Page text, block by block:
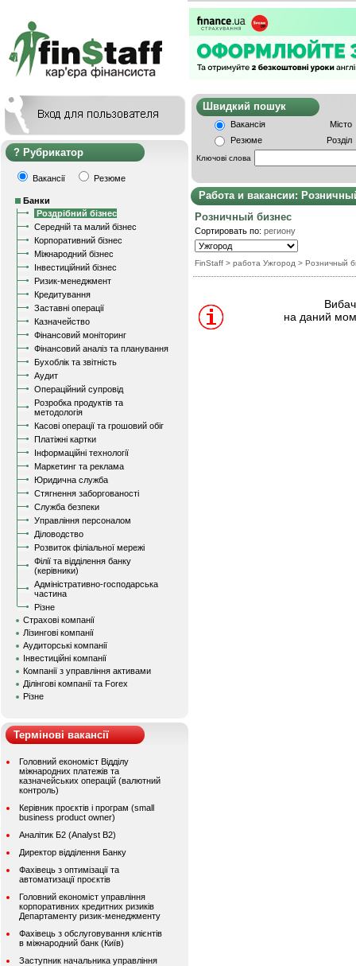
Рубрикатор
Вакансії Резюме
Банки
Роздрібний бізнес
Середній та малий бізнес
Корпоративний бізнес
Міжнародний бізнес
Інвестиційний бізнес
Ризик-менеджмент
Кредитування
Заставні операції
Казначейство
Фінансовий моніторинг
Фінансовий аналіз та планування
Бухоблік та звітність
Аудит
Операційний супровід
Розробка продуктів та
методологія
Касові операції та грошовий обіг
Платіжні картки
Інформаційні технології
Маркетинг та реклама
Юридична служба
Стягнення заборгованості
Служба безпеки
Управління персоналом
Діловодство
Розвиток філіальної мережі
Філії та відділення банку
(керівники)
Адміністративно-господарська
частина
Різне
Страхові компанії
Лізингові компанії
Аудиторські компанії
Інвестиційні компанії
Компанії з управління активами
Ділінгові компанії та Forex
Різне
Термінові вакансії
Головний економіст Відділу
міжнародних платежів та
казначейських операцій (валютний
контроль)
Керівник проєктів і програм (small
business product owner)
Аналітик Б2 (Analyst B2)
Директор відділення Банку
Фахівець з оптимізації та
автоматизації проєктів
Головний економіст управління
корпоративних кредитних ризиків
Департаменту ризик-менеджменту
Фахівець з обслуговування клієнтів
в міжнародний банк (Київ)
Заступник начальника управління
Швидкий
Вакансія
Місто
Резюме
Розділ
Ключові слова
Работа и вакансии:
Розничный бизнес
Сортировать по: региону
FinStaff > работа Ужгород > Розничный
на даний